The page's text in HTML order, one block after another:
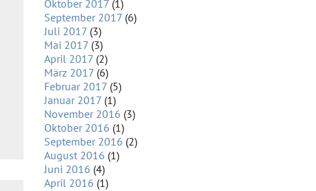
Oktober 2017(1)
September 2017(6)
Juli 2017(3)
Mai 2017(3)
April 2017(2)
März 2017(6)
Februar 2017(5)
Januar 2017(1)
November 2016 (3)
Oktober 2016 (1)
September 2016 (2)
August 2016 (1)
Juni 2016 (4)
April 2016 (1)